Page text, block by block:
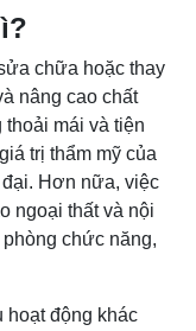
chữa hoặc thay
nâng cao chất
mái và tiện
trị thẩm mỹ của
Hơn nữa, việc
ngoại thất và nội
chức năng,
hoạt động khác